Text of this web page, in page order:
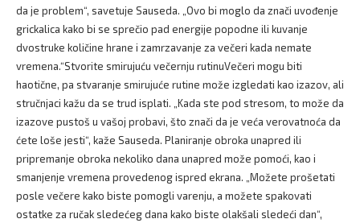
da je problem“, savetuje Sauseda. „Ovo bi moglo da znači uvođenje
grickalica kako bi se sprečio pad energije popodne ili kuvanje
dvostruke količine hrane i zamrzavanje za večeri kada nemate
vremena.“Stvorite smirujuću večernju rutinuVečeri mogu biti
haotične, pa stvaranje smirujuće rutine može izgledati kao izazov, ali
stručnjaci kažu da se trud isplati. „Kada ste pod stresom, to može da
izazove pustoš u vašoj probavi, što znači da je veća verovatnoća da
ćete loše jesti“, kaže Sauseda. Planiranje obroka unapred ili
pripremanje obroka nekoliko dana unapred može pomoći, kao i
smanjenje vremena provedenog ispred ekrana. „Možete prošetati
posle večere kako biste pomogli varenju, a možete spakovati
ostatke za ručak sledećeg dana kako biste olakšali sledeći dan“,